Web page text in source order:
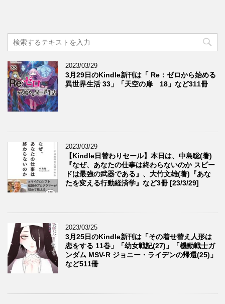
2023/03/29
3月29日のKindle新刊は「 Re：ゼロから始める
異世界生活 33」「天空の扉 18」など311冊
2023/03/29
【Kindle日替わりセール】本日は、中島聡(著)
『なぜ、あなたの仕事は終わらないのか スピー
ドは最強の武器である』、大竹文雄(著)『あな
たを変える行動経済学』など3冊 [23/3/29]
2023/03/25
3月25日のKindle新刊は「その着せ替え人形は
恋をする 11巻」「幼女戦記(27)」「機動戦士ガ
ンダム MSV-R ジョニー・ライデンの帰還(25)」
など511冊